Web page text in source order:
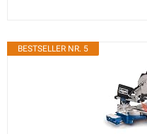
BESTSELLER NR. 5